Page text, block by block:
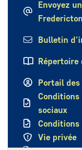
Envoyez
Fredericton
Bulletin
Répertoire
Portail des
sociaux
Vie privée